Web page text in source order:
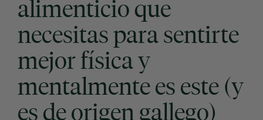
alimenticio que
necesitas para sentirte
mejor física y
mentalmente es este (y
es de origen gallego)